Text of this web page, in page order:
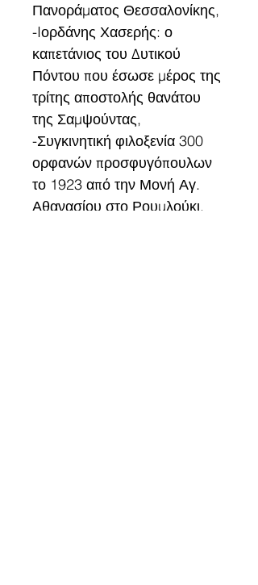
Πανοράματος Θεσσαλονίκης,
-Iορδάνης Χασερής: ο
καπετάνιος του Δυτικού
Πόντου που έσωσε μέρος της
τρίτης αποστολής θανάτου
της Σαμψούντας,
-Συγκινητική φιλοξενία 300
ορφανών προσφυγόπουλων
το 1923 από την Μονή Αγ.
Αθανασίου στο Ρουμλούκι,